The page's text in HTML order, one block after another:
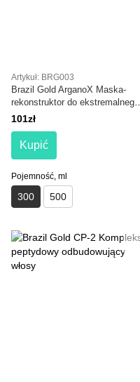
Artykuł: BRG003
Brazil Gold ArganoX Maska-
rekonstruktor do ekstremalnego
odżywiania włosów 300 ml
101zł
Kupić
Pojemność, ml
300 500